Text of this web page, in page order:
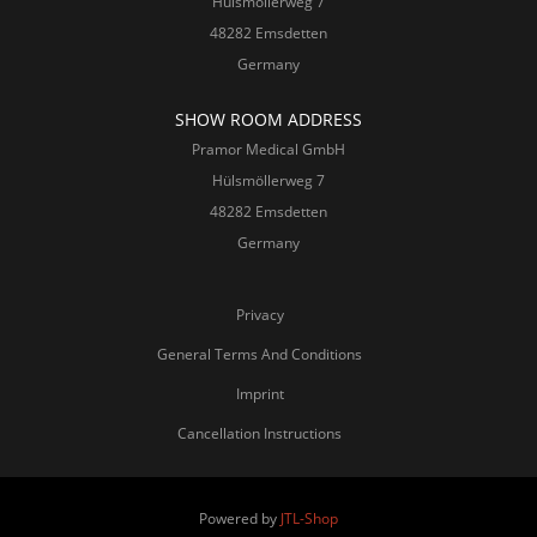
48282 Emsdetten
Germany
SHOW ROOM ADDRESS
Pramor Medical GmbH
Hülsmöllerweg 7
48282 Emsdetten
Germany
Privacy
General Terms And Conditions
Imprint
Cancellation Instructions
Powered by JTL-Shop